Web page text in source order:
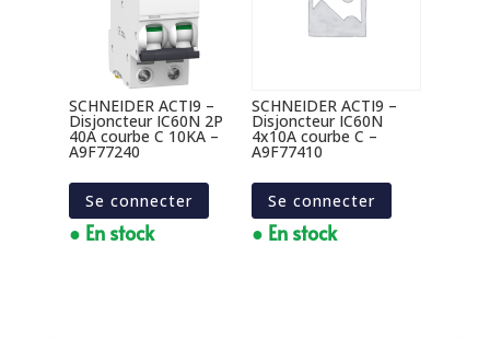
SCHNEIDER ACTI9 –
Disjoncteur IC60N 2P
40A courbe C 10KA –
A9F77240
Se connecter
● En stock
SCHNEIDER ACTI9 –
Disjoncteur IC60N
4x10A courbe C –
A9F77410
Se connecter
● En stock